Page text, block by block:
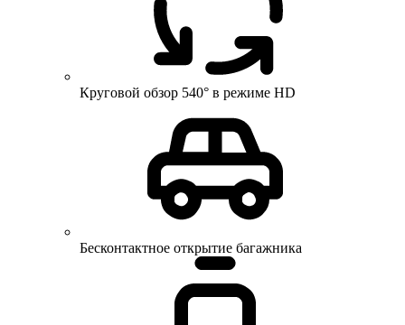
Круговой обзор 540° в режиме HD
Бесконтактное открытие багажника